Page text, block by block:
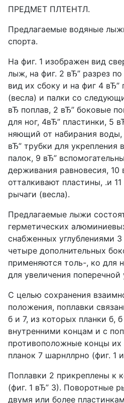
ПРЕДМЕТ ПЛТЕНТЛ.
Предлагаемые водяные
спорта.
На фиг. 1 изображен вид
лыж, на фиг. 2 вЂ” разрез
вид их сбоку и на фиг 4 вЂ”
(весла) и палки со
вЂ поплав, 2 вЂ” боковые
для ног, 4вЂ” пластинки, 5
няющий от набирания воды,
вЂ” трубки для укрепления
палок, 9 вЂ”
держивания равновесия,
отталкивают пластины, .и
рычаги (весла).
Предлагаемые лыжи
герметических
снабженных углублениями
четыре дополнительных
применяются толь-, ко для
для увеличения поперечной
С целью сохранения
положения, поплавки
б и 7, из которых планки б,
внутренними концам и с
противоположные концы их
планок 7 шарнллрно (фиг. 1
Поплавки 2 прикреплены к
(фиг. 1 вЂ” 3). Поворотные
двумя или более